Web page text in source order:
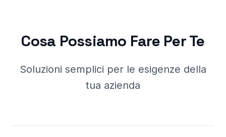
Cosa Possiamo Fare Per Te
Soluzioni semplici per le esigenze della
tua azienda